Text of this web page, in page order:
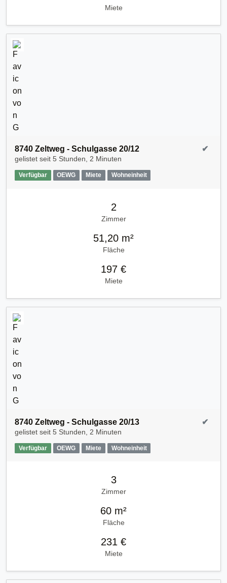
Miete
8740 Zeltweg - Schulgasse 20/12
gelistet seit 5 Stunden, 2 Minuten
Verfügbar OEWG Miete Wohneinheit
✔
2
Zimmer
51,20 m²
Fläche
197 €
Miete
8740 Zeltweg - Schulgasse 20/13
gelistet seit 5 Stunden, 2 Minuten
Verfügbar OEWG Miete Wohneinheit
✔
3
Zimmer
60 m²
Fläche
231 €
Miete